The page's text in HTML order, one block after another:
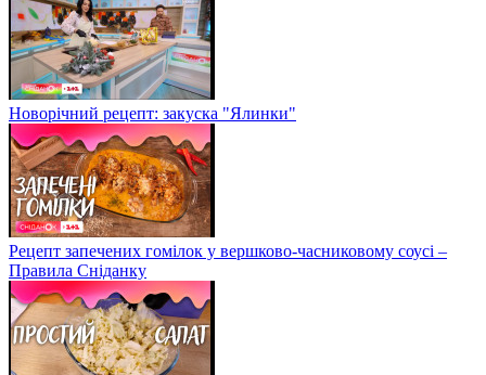
Новорічний рецепт: закуска "Ялинки"
Рецепт запечених гомілок у вершково-часниковому соусі –
Правила Сніданку